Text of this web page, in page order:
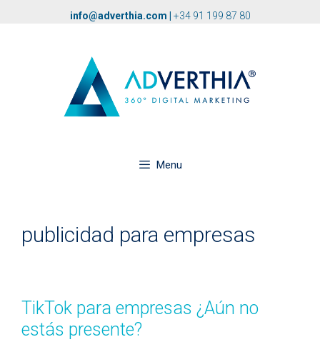
info@adverthia.com +34 91 199 87 80
Menu
publicidad para empresas
TikTok para empresas ¿Aún no
estás presente?